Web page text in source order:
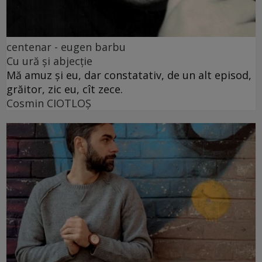
centenar - eugen barbu
Cu ură și abjecție
Mă amuz și eu, dar constatativ, de un alt episod,
grăitor, zic eu, cît zece.
Cosmin CIOTLOŞ